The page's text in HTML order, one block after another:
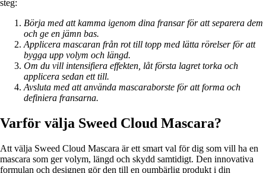
steg:
Börja med att kamma igenom dina fransar för att separera dem
och ge en jämn bas.
Applicera mascaran från rot till topp med lätta rörelser för att
bygga upp volym och längd.
Om du vill intensifiera effekten, låt första lagret torka och
applicera sedan ett till.
Avsluta med att använda mascaraborste för att forma och
definiera fransarna.
Varför välja Sweed Cloud Mascara?
Att välja Sweed Cloud Mascara är ett smart val för dig som vill ha en
mascara som ger volym, längd och skydd samtidigt. Den innovativa
formulan och designen gör den till en oumbärlig produkt i din